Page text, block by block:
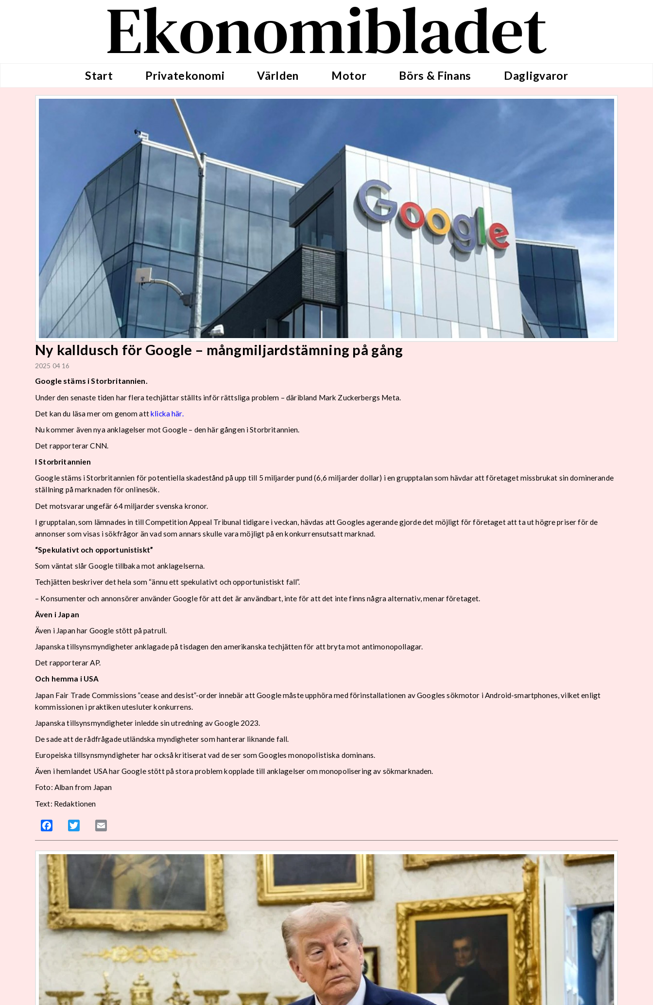
Ekonomibladet
Start Privatekonomi Världen Motor Börs & Finans Dagligvaror
Ny kalldusch för Google – mångmiljardstämning på gång
2025 04 16
Google stäms i Storbritannien.
Under den senaste tiden har flera techjättar ställts inför rättsliga problem – däribland Mark Zuckerbergs Meta.
Det kan du läsa mer om genom attklicka här.
Nu kommer även nya anklagelser mot Google – den här gången i Storbritannien.
Det rapporterar CNN.
I Storbritannien
Google stäms i Storbritannien för potentiella skadestånd på upp till 5 miljarder pund (6,6 miljarder dollar) i en grupptalan som hävdar att företaget missbrukat sin dominerande
ställning på marknaden för onlinesök.
Det motsvarar ungefär 64 miljarder svenska kronor.
I grupptalan, som lämnades in till Competition Appeal Tribunal tidigare i veckan, hävdas att Googles agerande gjorde det möjligt för företaget att ta ut högre priser för de
annonser som visas i sökfrågor än vad som annars skulle vara möjligt på en konkurrensutsatt marknad.
“Spekulativt och opportunistiskt”
Som väntat slår Google tillbaka mot anklagelserna.
Techjätten beskriver det hela som “ännu ett spekulativt och opportunistiskt fall”.
– Konsumenter och annonsörer använder Google för att det är användbart, inte för att det inte finns några alternativ, menar företaget.
Även i Japan
Även i Japan har Google stött på patrull.
Japanska tillsynsmyndigheter anklagade på tisdagen den amerikanska techjätten för att bryta mot antimonopollagar.
Det rapporterar AP.
Och hemma i USA
Japan Fair Trade Commissions ”cease and desist”-order innebär att Google måste upphöra med förinstallationen av Googles sökmotor i Android-smartphones, vilket enligt
kommissionen i praktiken utesluter konkurrens.
Japanska tillsynsmyndigheter inledde sin utredning av Google 2023.
De sade att de rådfrågade utländska myndigheter som hanterar liknande fall.
Europeiska tillsynsmyndigheter har också kritiserat vad de ser som Googles monopolistiska dominans.
Även i hemlandet USA har Google stött på stora problem kopplade till anklagelser om monopolisering av sökmarknaden.
Foto: Alban from Japan
Text: Redaktionen
Facebook Twitter